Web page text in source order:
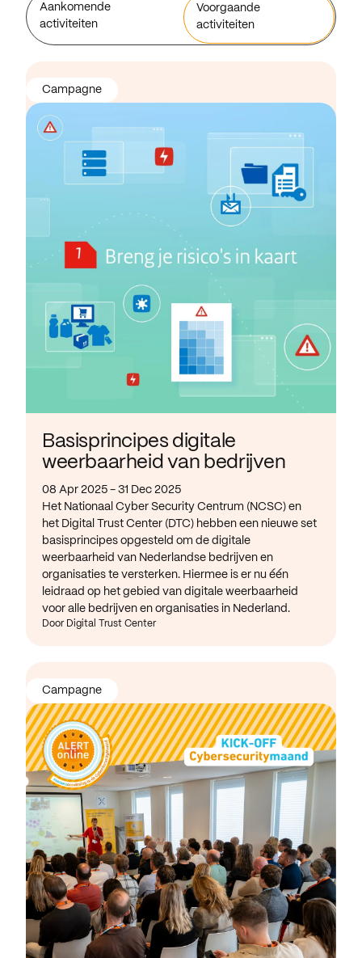
Aankomende
activiteiten
Voorgaande
activiteiten
Basisprincipes digitale
weerbaarheid van bedrijven
08 Apr 2025 - 31 Dec 2025
Het Nationaal Cyber Security Centrum (NCSC) en
het Digital Trust Center (DTC) hebben een nieuwe set
basisprincipes opgesteld om de digitale
weerbaarheid van Nederlandse bedrijven en
organisaties te versterken. Hiermee is er nu één
leidraad op het gebied van digitale weerbaarheid
voor alle bedrijven en organisaties in Nederland.
Door Digital Trust Center
Campagne
Campagne